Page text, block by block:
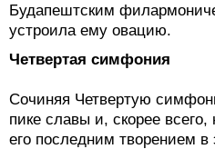
Будапештским
устроила ему овацию.
Четвертая симфония
Сочиняя Четвертую
пике славы и, скорее всего,
его последним творением в